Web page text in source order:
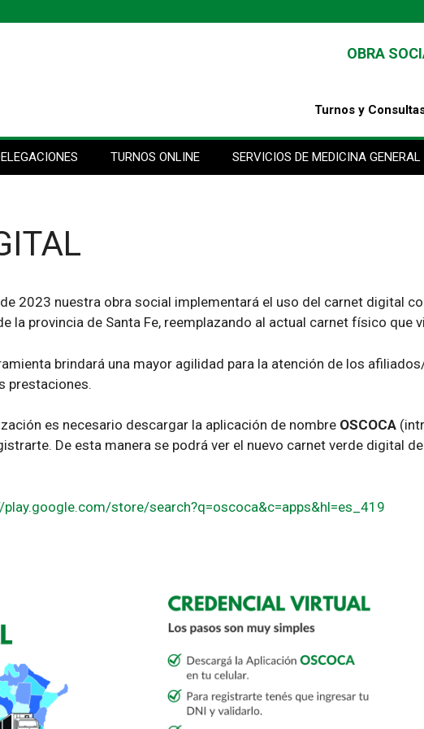
OBRA
Turnos y
TURNOS ONLINE SERVICIOS DE MEDICINA GENERAL
2023 nuestra obra social implementará el uso del carnet digital
la provincia de Santa Fe, reemplazando al actual carnet físico
brindará una mayor agilidad para la atención de los
prestaciones.
es necesario descargar la aplicación de nombre OSCOCA
De esta manera se podrá ver el nuevo carnet verde digital
store/search?q=oscoca&c=apps&hl=es_419